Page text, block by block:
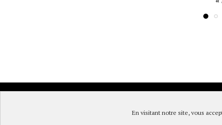
En visitant notre site, vous